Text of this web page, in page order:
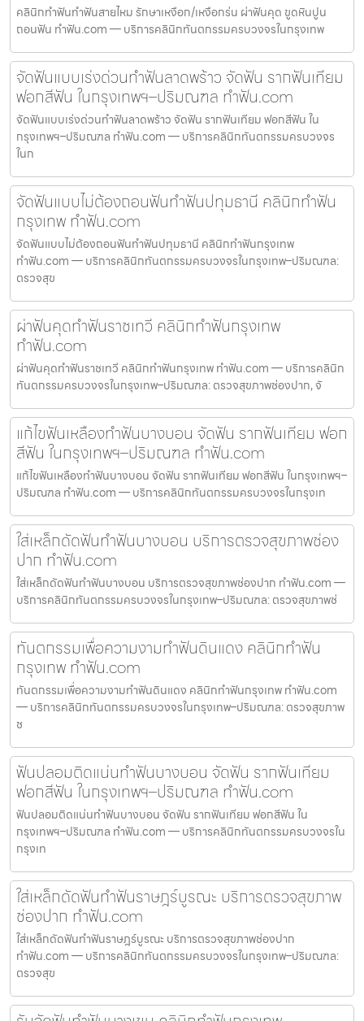
คลินิกทำฟันทำฟันสายไหม รักษาเหงือก/เหงือกร่น ผ่าฟันคุด ขูดหินปูน
ถอนฟัน ทำฟัน.com — บริการคลินิกทันตกรรมครบวงจรในกรุงเทพ
จัดฟันแบบเร่งด่วนทำฟันลาดพร้าว จัดฟัน รากฟันเทียม
ฟอกสีฟัน ในกรุงเทพฯ–ปริมณฑล ทำฟัน.com
จัดฟันแบบเร่งด่วนทำฟันลาดพร้าว จัดฟัน รากฟันเทียม ฟอกสีฟัน ใน
กรุงเทพฯ–ปริมณฑล ทำฟัน.com — บริการคลินิกทันตกรรมครบวงจร
ในก
จัดฟันแบบไม่ต้องถอนฟันทำฟันปทุมธานี คลินิกทำฟัน
กรุงเทพ ทำฟัน.com
จัดฟันแบบไม่ต้องถอนฟันทำฟันปทุมธานี คลินิกทำฟันกรุงเทพ
ทำฟัน.com — บริการคลินิกทันตกรรมครบวงจรในกรุงเทพ–ปริมณฑล:
ตรวจสุข
ผ่าฟันคุดทำฟันราชเทวี คลินิกทำฟันกรุงเทพ
ทำฟัน.com
ผ่าฟันคุดทำฟันราชเทวี คลินิกทำฟันกรุงเทพ ทำฟัน.com — บริการคลินิก
ทันตกรรมครบวงจรในกรุงเทพ–ปริมณฑล: ตรวจสุขภาพช่องปาก, จั
แก้ไขฟันเหลืองทำฟันบางบอน จัดฟัน รากฟันเทียม ฟอก
สีฟัน ในกรุงเทพฯ–ปริมณฑล ทำฟัน.com
แก้ไขฟันเหลืองทำฟันบางบอน จัดฟัน รากฟันเทียม ฟอกสีฟัน ในกรุงเทพฯ–
ปริมณฑล ทำฟัน.com — บริการคลินิกทันตกรรมครบวงจรในกรุงเท
ใส่เหล็กดัดฟันทำฟันบางบอน บริการตรวจสุขภาพช่อง
ปาก ทำฟัน.com
ใส่เหล็กดัดฟันทำฟันบางบอน บริการตรวจสุขภาพช่องปาก ทำฟัน.com —
บริการคลินิกทันตกรรมครบวงจรในกรุงเทพ–ปริมณฑล: ตรวจสุขภาพช่
ทันตกรรมเพื่อความงามทำฟันดินแดง คลินิกทำฟัน
กรุงเทพ ทำฟัน.com
ทันตกรรมเพื่อความงามทำฟันดินแดง คลินิกทำฟันกรุงเทพ ทำฟัน.com
— บริการคลินิกทันตกรรมครบวงจรในกรุงเทพ–ปริมณฑล: ตรวจสุขภาพ
ช
ฟันปลอมติดแน่นทำฟันบางบอน จัดฟัน รากฟันเทียม
ฟอกสีฟัน ในกรุงเทพฯ–ปริมณฑล ทำฟัน.com
ฟันปลอมติดแน่นทำฟันบางบอน จัดฟัน รากฟันเทียม ฟอกสีฟัน ใน
กรุงเทพฯ–ปริมณฑล ทำฟัน.com — บริการคลินิกทันตกรรมครบวงจรใน
กรุงเท
ใส่เหล็กดัดฟันทำฟันราษฎร์บูรณะ บริการตรวจสุขภาพ
ช่องปาก ทำฟัน.com
ใส่เหล็กดัดฟันทำฟันราษฎร์บูรณะ บริการตรวจสุขภาพช่องปาก
ทำฟัน.com — บริการคลินิกทันตกรรมครบวงจรในกรุงเทพ–ปริมณฑล:
ตรวจสุข